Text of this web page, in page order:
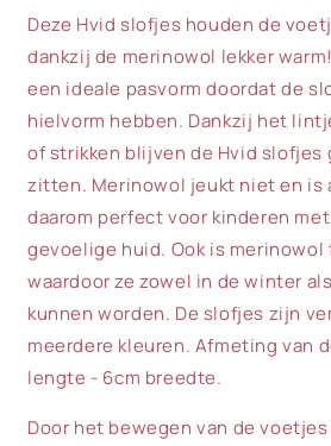
0-
9m
Mocha
0-
9m
Mocha
Deze Hvid slofjes houden de
dankzij de merinowol lekker
een ideale pasvorm doordat de
hielvorm hebben. Dankzij het
of strikken blijven de Hvid slofjes
zitten. Merinowol jeukt niet en is
daarom perfect voor kinderen
gevoelige huid. Ook is
waardoor ze zowel in de winter
kunnen worden. De slofjes zijn
meerdere kleuren. Afmeting van
lengte - 6cm breedte.
Door het bewegen van de